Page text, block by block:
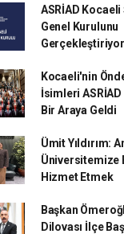
ASRİAD
Genel Kurulunu
Gerçekleştiriyor
Kocaeli'nin
İsimleri
Bir Araya Geldi
Ümit Yıldırım:
Üniversitemize
Hizmet Etmek
Başkan
Dilovası İlçe